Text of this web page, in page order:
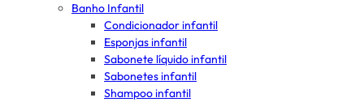
Banho Infantil
Condicionador infantil
Esponjas infantil
Sabonete líquido infantil
Sabonetes infantil
Shampoo infantil